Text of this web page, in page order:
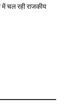
में चल रही राजकीय